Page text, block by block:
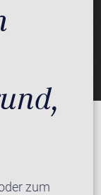
zum